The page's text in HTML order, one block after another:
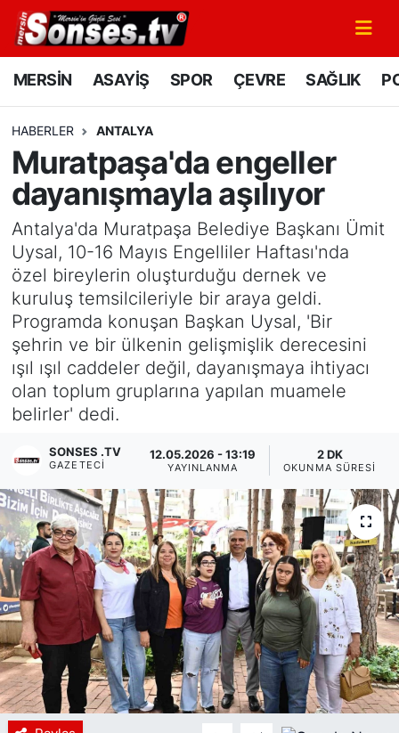
MERSİN ASAYİŞ SPOR ÇEVRE SAĞLIK
HABERLER ANTALYA
Muratpaşa'da engeller
dayanışmayla aşılıyor
Antalya'da Muratpaşa Belediye Başkanı Ümit
Uysal, 10-16 Mayıs Engelliler Haftası'nda
özel bireylerin oluşturduğu dernek ve
kuruluş temsilcileriyle bir araya geldi.
Programda konuşan Başkan Uysal, 'Bir
şehrin ve bir ülkenin gelişmişlik derecesini
ışıl ışıl caddeler değil, dayanışmaya ihtiyacı
olan toplum gruplarına yapılan muamele
belirler' dedi.
SONSES .TV
GAZETECI
12.05.2026 - 13:19
YAYINLANMA
2 DK
OKUNMA SÜRESI
MERSİN
SPOR
GÜNÜN MANŞETİ
DÜNYA
KÜLTÜR - SANAT
MAGAZİN
SAĞLIK
Haberde insan
Tanıtım
Mersin Nöbetçi Eczaneler
Mersin Namaz Vakitleri
Mersin Trafik Yoğunluk Haritası
Süper Lig Puan Durumu ve Fikstür
Tüm Manşetler
Son Dakika Haberleri
Haber Arşivi